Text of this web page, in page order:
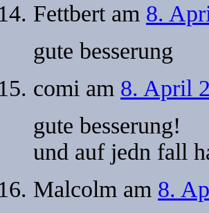
Fettbertam 8.
gute besserung
comi am 8. April
gute besserung!
und auf jedn fall
Malcolm am 8.